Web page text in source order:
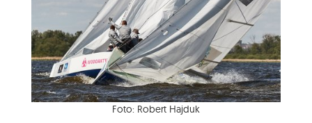
Foto: Robert Hajduk